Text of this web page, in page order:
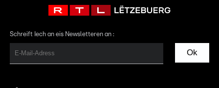
Schreift Iech an eis Newsletteren an :
Ok